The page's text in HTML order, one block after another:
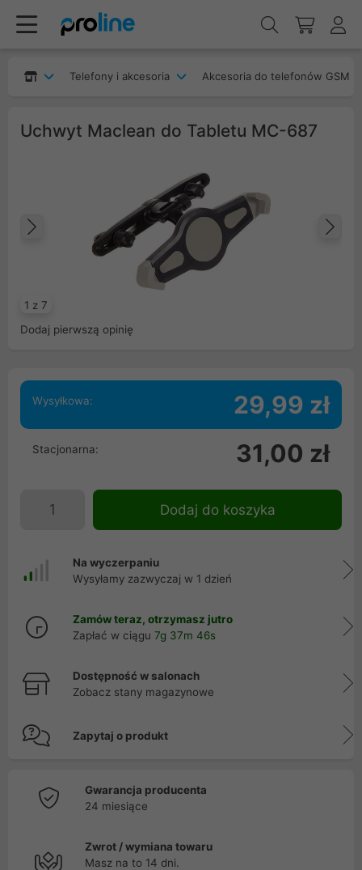
Telefony i akcesoria Akcesoria do telefonów GSM
Uchwyt Maclean do Tabletu MC-687
1 z 7
Poprzedni
Dodaj pierwszą opinię
Wysyłkowa: 29,99 zł
Stacjonarna: 31,00 zł
Dodaj do koszyka
Na wyczerpaniu
Wysyłamy zazwyczaj w 1 dzień
Zamów teraz, otrzymasz jutro
Zapłać w ciągu 7g 37m 46s
Dostępność w salonach
Zobacz stany magazynowe
Zapytaj o produkt
Gwarancja producenta
24 miesiące
Zwrot / wymiana towaru
Masz na to 14 dni.